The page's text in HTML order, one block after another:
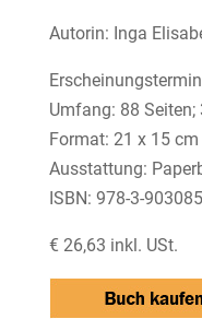
Autorin: Inga
Umfang: 88
Format: 21 x 15 cm
Ausstattung:
ISBN: 978-3-
€ 26,63 inkl. USt.